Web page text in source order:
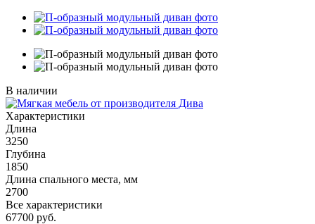
В наличии
Характеристики
Длина
3250
Глубина
1850
Длина спального места, мм
2700
Все характеристики
67700 руб.